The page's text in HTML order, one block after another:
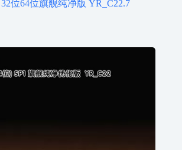
位64位旗舰纯净版 YR_C22.7